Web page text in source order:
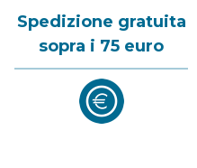
Spedizione gratuita
sopra i 75 euro